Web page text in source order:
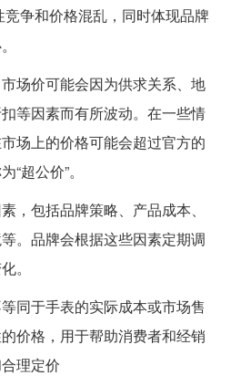
竞争和价格混乱，同时体现品牌
场价可能会因为供求关系、地
等因素而有所波动。在一些情
场上的价格可能会超过官方的
超公价”。
，包括品牌策略、产品成本、
。品牌会根据这些因素定期调
。
同于手表的实际成本或市场售
价格，用于帮助消费者和经销
理定价